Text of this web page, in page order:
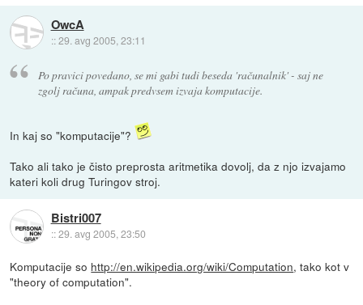
OwcA
::29. avg 2005, 23:11
Po pravici povedano, se mi gabi tudi beseda 'računalnik' - saj ne
zgolj računa, ampak predvsem izvaja komputacije.
In kaj so "komputacije"?
Tako ali tako je čisto preprosta aritmetika dovolj, da z njo izvajamo
kateri koli drug Turingov stroj.
Bistri007
::29. avg 2005, 23:50
Komputacije so http://en.wikipedia.org/wiki/Computation, tako kot v
"theory of computation".